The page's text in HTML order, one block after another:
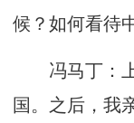
候？如何看待
冯马丁：上
国。之后，我